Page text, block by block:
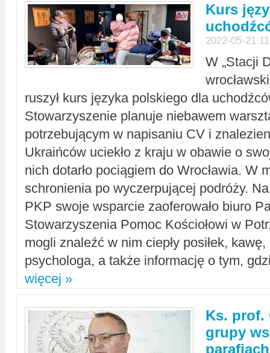
Kurs
2022-05-21
W „Stacji
ruszył kurs języka polskiego dla
Stowarzyszenie planuje niebawem
potrzebującym w napisaniu CV i
Ukraińców uciekło z kraju w obawie o
nich dotarło pociągiem do Wrocławia. W
schronienia po wyczerpującej podróży.
PKP swoje wsparcie zaoferowało biuro
Stowarzyszenia Pomoc Kościołowi w
mogli znaleźć w nim ciepły posiłek,
psychologa, a także informację o tym,
więcej »
Ks. prof.
grupy
parafiach